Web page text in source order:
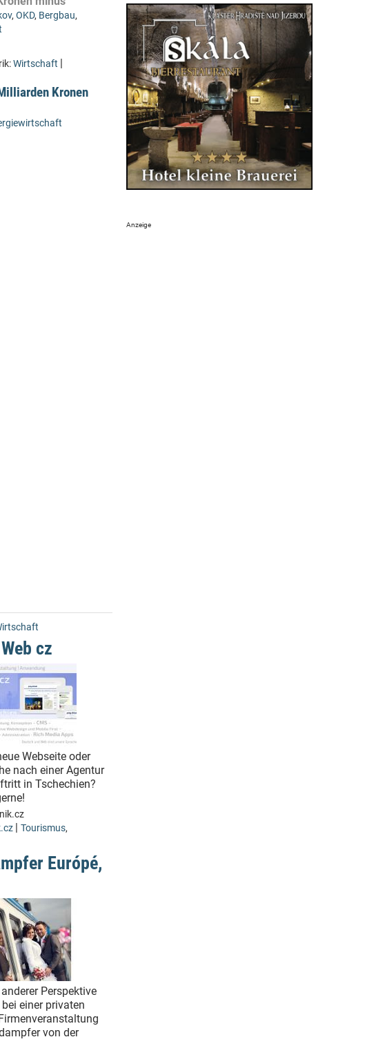
, OKD, Bergbau,
Wirtschaft |
Kronen
cz
Webseite oder
nach einer Agentur
in Tschechien?
| Tourismus,
Európé,
Perspektive
einer privaten
von der